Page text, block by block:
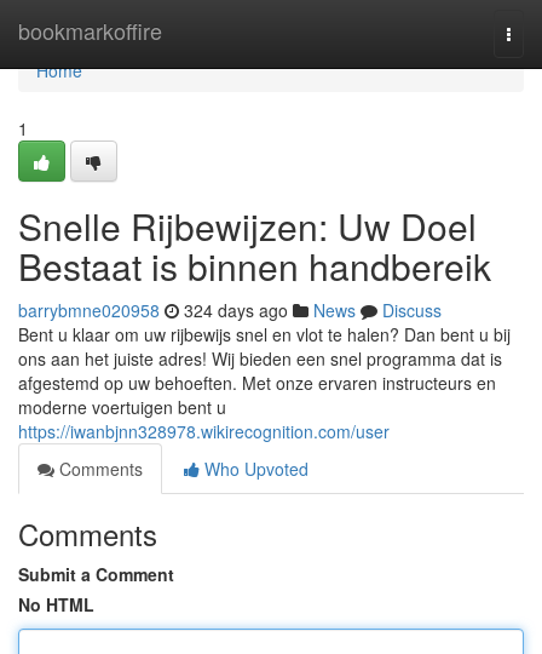
bookmarkoffire
Home
Home
1
Snelle Rijbewijzen: Uw Doel
Bestaat is binnen handbereik
barrybmne020958 324 days ago News
Discuss
Bent u klaar om uw rijbewijs snel en vlot te halen? Dan bent u bij
ons aan het juiste adres! Wij bieden een snel programma dat is
afgestemd op uw behoeften. Met onze ervaren instructeurs en
moderne voertuigen bent u
https://iwanbjnn328978.wikirecognition.com/user
Comments
Who Upvoted
Comments
Submit a Comment
No HTML